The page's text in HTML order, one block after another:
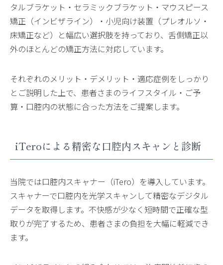
タルブラケット・セラミックブラケット・マウスピース
矯正（インビザライン）・小児向け装置（プレオルソ・
床矯正など）と幅広い選択肢を持っており、舌側矯正以
外のほとんどの矯正方法に対応しています。
それぞれのメリット・デメリット・適応症例をしっかり
とご説明した上で、患者さまのライフスタイル・ご予
算・口腔内の状態に合った方法をご提案します。
iTeroによる精密な口腔内スキャンと診断
当院では口腔内スキャナー（iTero）を導入しています。
スキャナーで口腔内を光学スキャンして精密なデジタル
データを取得します。不快感が少なく短時間で正確な型
取りが完了するため、患者さまの負担を大幅に軽減でき
ます。